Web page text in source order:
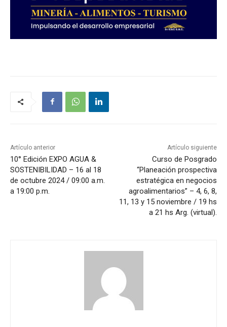
Artículo anterior
10° Edición EXPO AGUA &
SOSTENIBILIDAD – 16 al 18
de octubre 2024 / 09:00 a.m.
a 19:00 p.m.
Artículo siguiente
Curso de Posgrado
“Planeación prospectiva
estratégica en negocios
agroalimentarios” – 4, 6, 8,
11, 13 y 15 noviembre / 19 hs
a 21 hs Arg. (virtual).